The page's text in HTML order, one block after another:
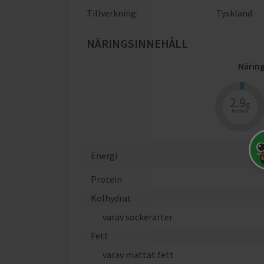
Tillverkning:
Tyskland
NÄRINGSINNEHÅLL
2.9g
Protein
Energi
Protein
Kolhydrat
varav sockerarter
Fett
varav mättat fett